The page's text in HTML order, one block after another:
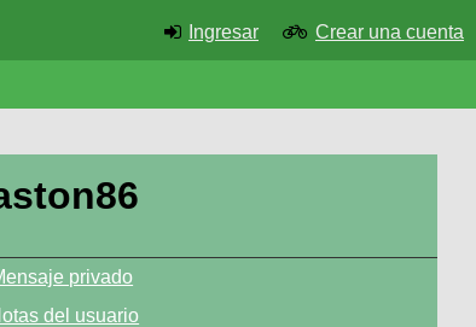
Ingresar Crear una cuenta
privado
del usuario